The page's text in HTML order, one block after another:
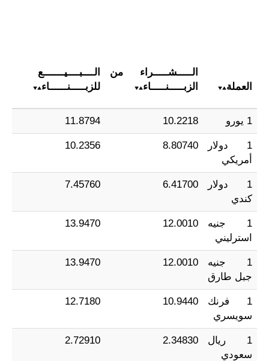
العملة
الـــــشـــــراء من
الزبـــــنـــــاء
الــــبــــيـــــــع
للزبـــــنــــــاء
1 يورو 10.2218
11.8794
1 دولار
أمريكي
8.80740
10.2356
1 دولار
كندي
6.41700
7.45760
1 جنيه
استرليني
12.0010
13.9470
1 جنيه
جبل طارق
12.0010
13.9470
1 فرنك
سويسري
10.9440
12.7180
1 ريال
سعودي
2.34830
2.72910